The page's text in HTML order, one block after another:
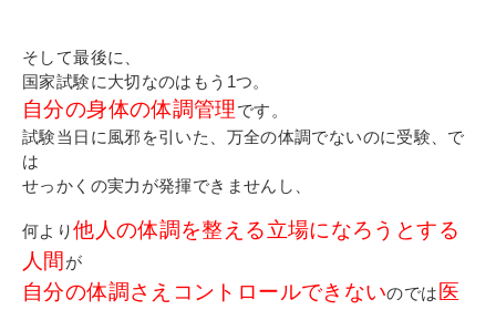
そして最後に、
国家試験に大切なのはもう1つ。
自分の身体の体調管理です。
試験当日に風邪を引いた、万全の体調でないのに受験、で
は
せっかくの実力が発揮できませんし、
何より他人の体調を整える立場になろうとする
人間 が
自分の体調さえコントロールできないのでは 医